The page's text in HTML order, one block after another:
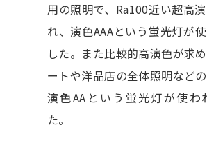
用の照明で、Ra100近い超高
れ、演色AAAという蛍光灯が
した。また比較的高演色が求
ートや洋品店の全体照明などの
演色AAという蛍光灯が使わ
た。